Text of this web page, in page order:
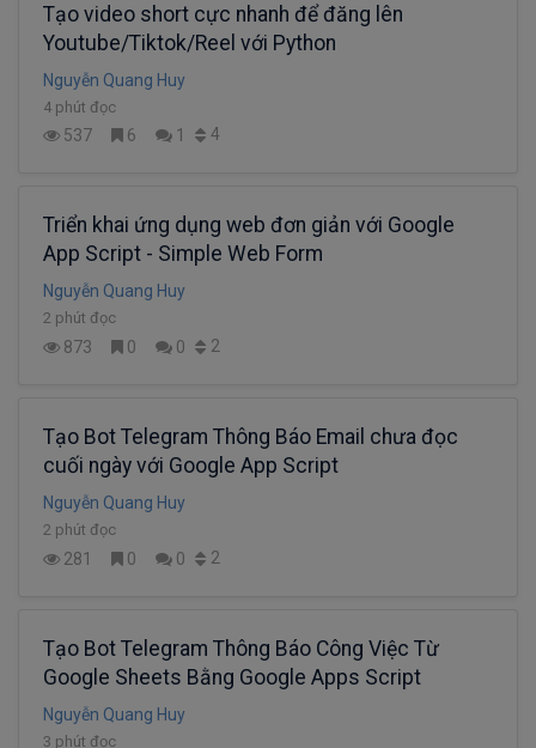
Tạo video short cực nhanh để đăng lên
Youtube/Tiktok/Reel với Python
Nguyễn Quang Huy
4 phút đọc
537 6 1 4
Triển khai ứng dụng web đơn giản với Google
App Script - Simple Web Form
Nguyễn Quang Huy
2 phút đọc
873 0 0 2
Tạo Bot Telegram Thông Báo Email chưa đọc
cuối ngày với Google App Script
Nguyễn Quang Huy
2 phút đọc
281 0 0 2
Tạo Bot Telegram Thông Báo Công Việc Từ
Google Sheets Bằng Google Apps Script
Nguyễn Quang Huy
3 phút đọc